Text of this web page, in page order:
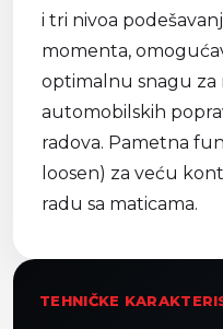
i tri nivoa
momenta,
optimalnu snagu za
automobilskih
radova. Pametna
loosen) za veću
radu sa maticama.
TEHNIČKE